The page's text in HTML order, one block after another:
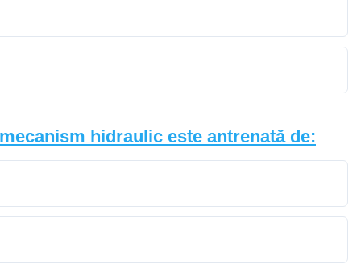
hidraulic este antrenată de: